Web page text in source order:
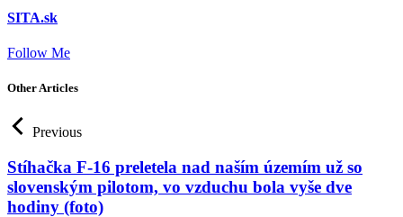
SITA.sk
Follow Me
Other Articles
Previous
Stíhačka F-16 preletela nad naším územím už so
slovenským pilotom, vo vzduchu bola vyše dve
hodiny (foto)